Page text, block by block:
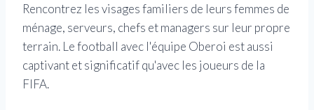
Rencontrez les visages familiers de leurs femmes de
ménage, serveurs, chefs et managers sur leur propre
terrain. Le football avec l'équipe Oberoi est aussi
captivant et significatif qu'avec les joueurs de la
FIFA.